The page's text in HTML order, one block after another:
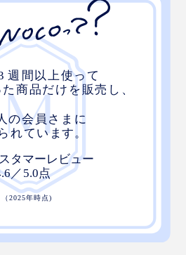
うじ”でジェット洗浄。今まで以
内をさわやかに。もっと気持ち
かな歯を手に入れましょう。
るそうですが、標準洗浄モード
た水を出したら、「あ、血が出
たので、驚いたそうですが、な